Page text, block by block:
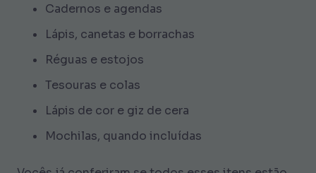
Cadernos e agendas
Lápis, canetas e borrachas
Réguas e estojos
Tesouras e colas
Lápis de cor e giz de cera
Mochilas, quando incluídas